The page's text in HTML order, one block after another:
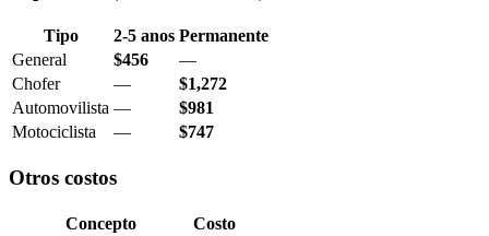
Tipo 2-5 anos Permanente
General
$456
—
Chofer
—
$1,272
Automovilista —
$981
Motociclista
— $747
Otros costos
Concepto
Costo